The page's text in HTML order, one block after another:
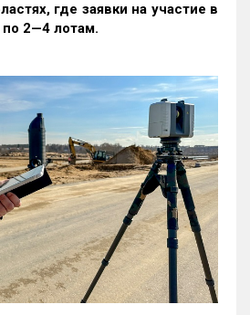
где заявки на участие в
2—4 лотам.